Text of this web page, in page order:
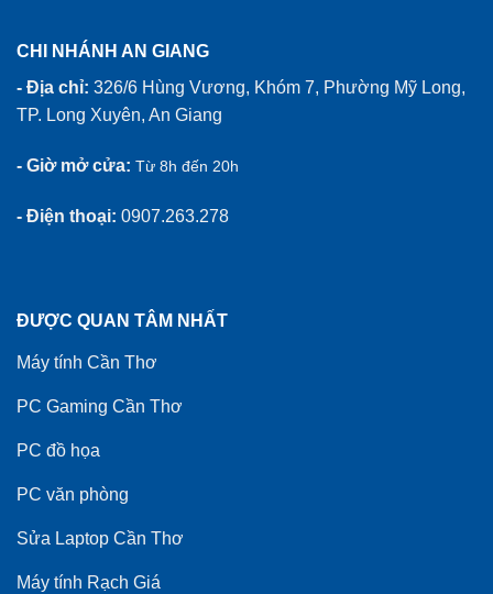
CHI NHÁNH AN GIANG
- Địa chỉ: 326/6 Hùng Vương, Khóm 7, Phường Mỹ Long,
TP. Long Xuyên, An Giang
- Giờ mở cửa: Từ 8h đến 20h
- Điện thoại: 0907.263.278
ĐƯỢC QUAN TÂM NHẤT
Máy tính Cần Thơ
PC Gaming Cần Thơ
PC đồ họa
PC văn phòng
Sửa Laptop Cần Thơ
Máy tính Rạch Giá